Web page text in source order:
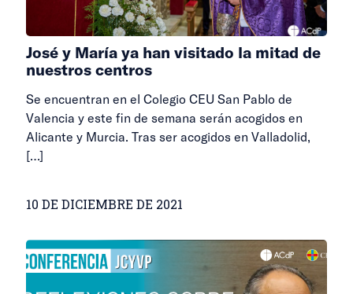
José y María ya han visitado la mitad de
nuestros centros
Se encuentran en el Colegio CEU San Pablo de
Valencia y este fin de semana serán acogidos en
Alicante y Murcia. Tras ser acogidos en Valladolid,
[…]
10 DE DICIEMBRE DE 2021